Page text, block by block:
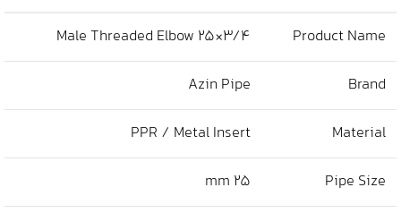
Product Name
Male Threaded Elbow 25×3/4
Brand
Azin Pipe
Material
PPR / Metal Insert
Pipe Size
25 mm